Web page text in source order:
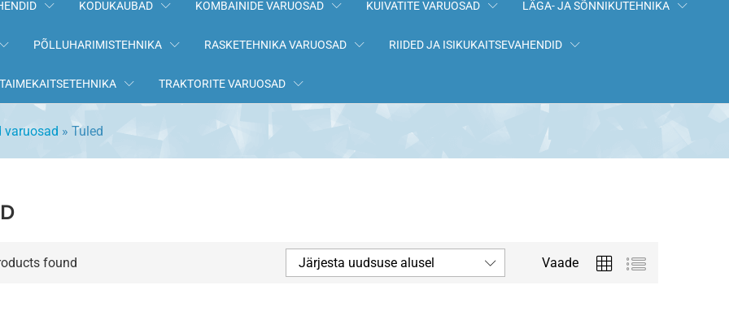
KODUKAUBAD KOMBAINIDE VARUOSAD KUIVATITE VARUOSAD LÄGA- JA SÕNNIKUTEHNIKA
PÕLLUHARIMISTEHNIKA RASKETEHNIKA VARUOSAD RIIDED JA ISIKUKAITSEVAHENDID
TAIMEKAITSETEHNIKA TRAKTORITE VARUOSAD
varuosad » Tuled
found Vaade
Järjesta uudsuse alusel